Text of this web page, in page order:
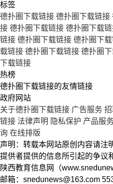
标签
德扑圈下载链接 德扑圈下载链接
接 德扑圈下载链接 德扑圈下载
链接 德扑圈下载链接 德扑圈下
载链接 德扑圈下载链接 德扑圈
下载链接
热榜
德扑圈下载链接的友情链接
政府网站
关于德扑圈下载链接 广告服务
链接 法律声明 隐私保护 产品服
询 在线排版
声明：转载本网站原创内容请注
提供者提供的信息所引起的争议
陕西教育信息网（
邮箱： snedunews@163.com